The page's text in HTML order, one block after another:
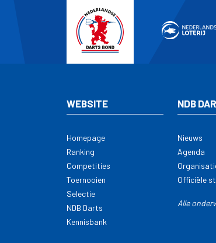
WEBSITE
Homepage
Ranking
Competities
Toernooien
Selectie
NDB Darts
Kennisbank
NDB
Nieuws
Agenda
Officiële
Alle